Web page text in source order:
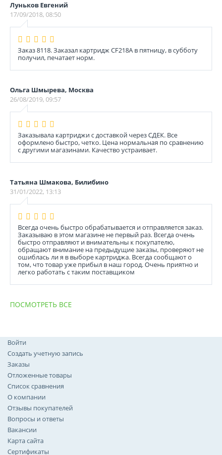
Луньков Евгений
17/09/2018, 08:50
Заказ 8118. Заказал картридж CF218A в пятницу, в субботу
получил, печатает норм.
Ольга Шмырева, Москва
26/08/2019, 09:57
Заказывала картриджи с доставкой через СДЕК. Все
оформлено быстро, четко. Цена нормальная по сравнению
с другими магазинами. Качество устраивает.
Татьяна Шмакова, Билибино
31/01/2022, 13:13
Всегда очень быстро обрабатывается и отправляется заказ.
Заказываю в этом магазине не первый раз. Всегда очень
быстро отправляют и внимательны к покупателю,
обращают внимание на предыдущие заказы, проверяют не
ошиблась ли я в выборе картриджа. Всегда сообщают о
том, что товар уже прибыл в наш город. Очень приятно и
легко работать с таким поставщиком
ПОСМОТРЕТЬ ВСЕ
Войти
Создать учетную запись
Заказы
Отложенные товары
Список сравнения
О компании
Отзывы покупателей
Вопросы и ответы
Вакансии
Карта сайта
Сертификаты